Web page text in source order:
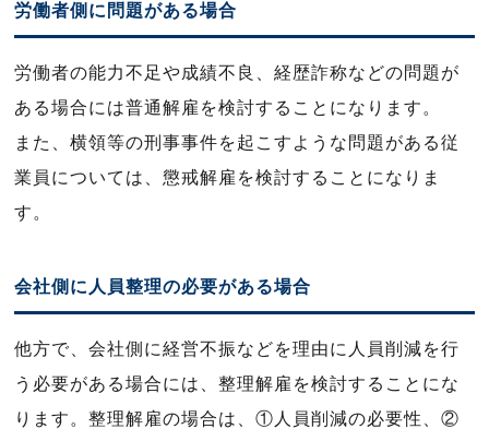
労働者側に問題がある場合
労働者の能力不足や成績不良、経歴詐称などの問題が
ある場合には普通解雇を検討することになります。
また、横領等の刑事事件を起こすような問題がある従
業員については、懲戒解雇を検討することになりま
す。
会社側に人員整理の必要がある場合
他方で、会社側に経営不振などを理由に人員削減を行
う必要がある場合には、整理解雇を検討することにな
ります。整理解雇の場合は、①人員削減の必要性、②